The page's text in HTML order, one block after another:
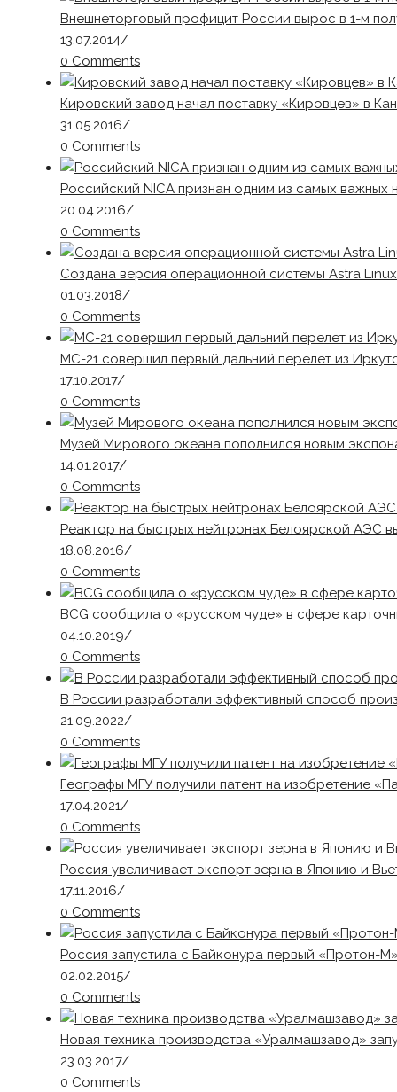
Внешнеторговый профицит России вырос в 1-м
13.07.2014/
0 Comments
Кировский завод начал поставку «Кировцев» в
31.05.2016/
0 Comments
Российский NICA признан одним из самых важных
20.04.2016/
0 Comments
Создана версия операционной системы Astra
01.03.2018/
0 Comments
МС-21 совершил первый дальний перелет из
17.10.2017/
0 Comments
Музей Мирового океана пополнился новым
14.01.2017/
0 Comments
Реактор на быстрых нейтронах Белоярской АЭС
18.08.2016/
0 Comments
BCG сообщила о «русском чуде» в сфере
04.10.2019/
0 Comments
В России разработали эффективный способ
21.09.2022/
0 Comments
Географы МГУ получили патент на изобретение
17.04.2021/
0 Comments
Россия увеличивает экспорт зерна в Японию и
17.11.2016/
0 Comments
Россия запустила с Байконура первый «Протон-
02.02.2015/
0 Comments
Новая техника производства «Уралмашзавод»
23.03.2017/
0 Comments